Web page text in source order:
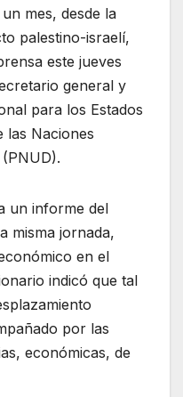
mes, desde la
palestino-israelí,
este jueves
general y
para los Estados
las Naciones
un informe del
misma jornada,
en el
indicó que tal
por las
económicas, de